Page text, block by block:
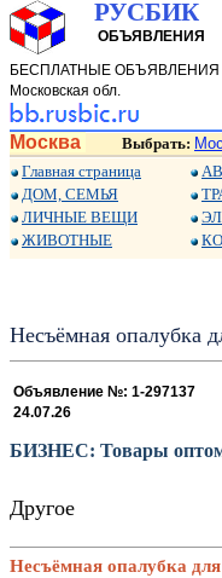
РУСБИК
ОБЪЯВЛЕНИЯ
БЕСПЛАТНЫЕ ОБЪЯВЛЕНИЯ
Московская обл.
Москва Выбрать:
Главная страница
ДОМ, СЕМЬЯ
ЛИЧНЫЕ ВЕЩИ
ЖИВОТНЫЕ
Несъёмная опалубка
Объявление №: 1-297137
24.07.26
БИЗНЕС: Товары
Другое
Несъёмная опалубка